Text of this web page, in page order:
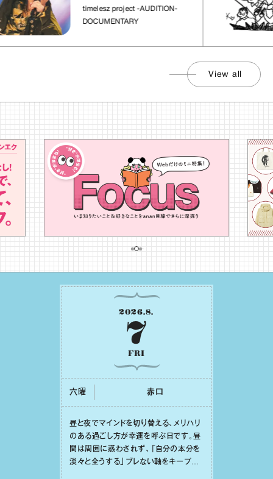
timelesz project -AUDITION-
DOCUMENTARY
View all
2026.8.
7
FRI
六曜 ⾚⼝
昼と夜でマインドを切り替える、メリハリ
のある過ごし⽅が幸運を呼ぶ⽇です。昼
間は周囲に惑わされず、「⾃分の本分を
淡々と全うする」ブレない軸をキープし